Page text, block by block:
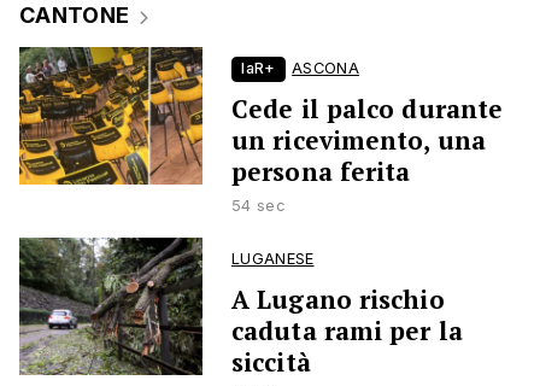
CANTONE
laR+ ASCONA
Cede il palco durante
un ricevimento, una
persona ferita
54 sec
LUGANESE
A Lugano rischio
caduta rami per la
siccità